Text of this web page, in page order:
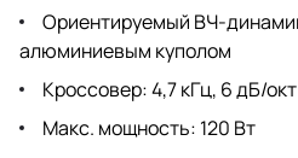
Ориентируемый ВЧ-
алюминиевым куполом
Кроссовер: 4,7 кГц, 6 дБ/окт
Макс. мощность: 120 Вт